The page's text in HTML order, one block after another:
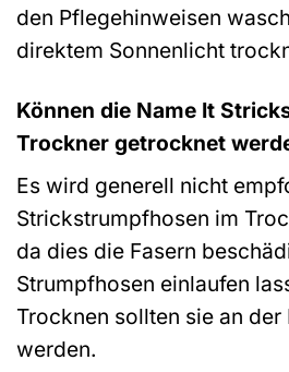
den Pflegehinweisen
direktem Sonnenlicht
Können die Name It
Trockner getrocknet
Es wird generell nicht
Strickstrumpfhosen im
da dies die Fasern
Strumpfhosen einlaufen
Trocknen sollten sie an
werden.